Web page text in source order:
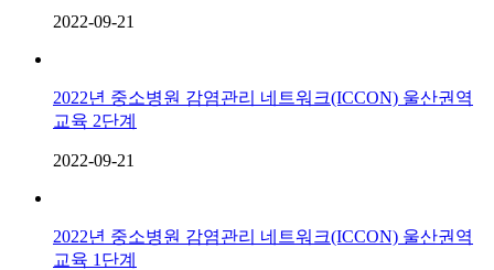
2022-09-21
2022년 중소병원 감염관리 네트워크(ICCON) 울산권역
교육 2단계
2022-09-21
2022년 중소병원 감염관리 네트워크(ICCON) 울산권역
교육 1단계